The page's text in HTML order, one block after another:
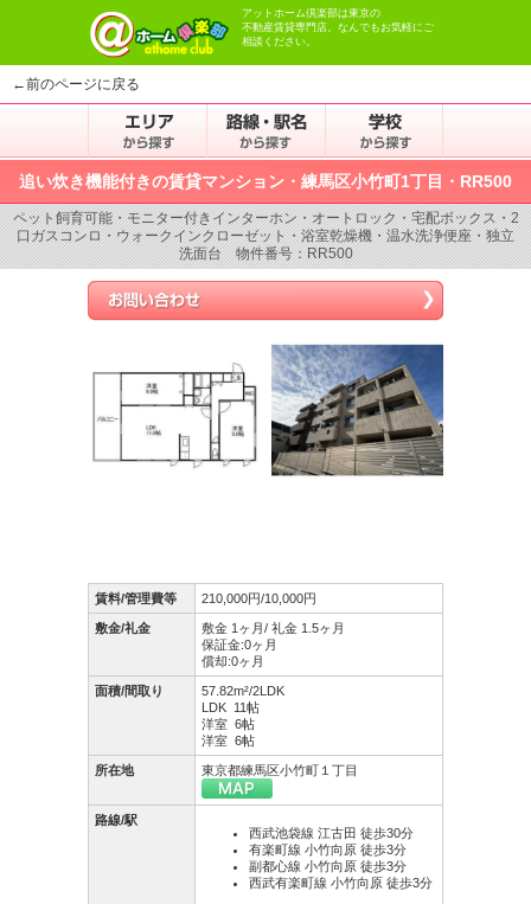
アットホーム倶楽部は東京の
不動産賃貸専門店。なんでもお気軽にご
相談ください。
←前のページに戻る
追い炊き機能付きの賃貸マンション・練馬区小竹町1丁目・RR500
ペット飼育可能・モニター付きインターホン・オートロック・宅配ボックス・2
口ガスコンロ・ウォークインクローゼット・浴室乾燥機・温水洗浄便座・独立
洗面台 物件番号：RR500
賃料/管理費等 210,000円/10,000円
敷金/礼金
敷金 1ヶ月/ 礼金 1.5ヶ月
保証金:0ヶ月
償却:0ヶ月
面積/間取り
57.82m²/2LDK
LDK 11帖
洋室 6帖
洋室 6帖
所在地 東京都練馬区小竹町１丁目
路線/駅
西武池袋線 江古田 徒歩30分
有楽町線 小竹向原 徒歩3分
副都心線 小竹向原 徒歩3分
西武有楽町線 小竹向原 徒歩3分